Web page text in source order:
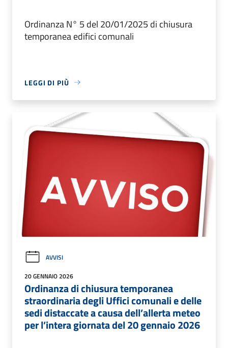
Ordinanza N° 5 del 20/01/2025 di chiusura
temporanea edifici comunali
LEGGI DI PIÙ
AVVISI
20 GENNAIO 2026
Ordinanza di chiusura temporanea
straordinaria degli Uffici comunali e delle
sedi distaccate a causa dell’allerta meteo
per l’intera giornata del 20 gennaio 2026